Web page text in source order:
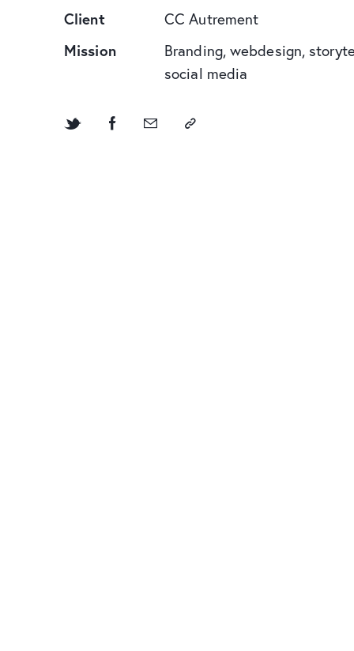
Client
CC Autrement
Mission
Branding, webdesign,
social media